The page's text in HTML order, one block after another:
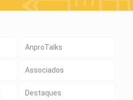
AnproTalks
Associados
Destaques